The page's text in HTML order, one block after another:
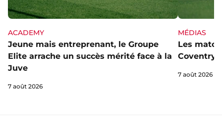
ACADEMY
Jeune mais entreprenant, le Groupe
Elite arrache un succès mérité face à la
Juve
7 août 2026
MÉDIAS
Les
Coventry
7 août 2026